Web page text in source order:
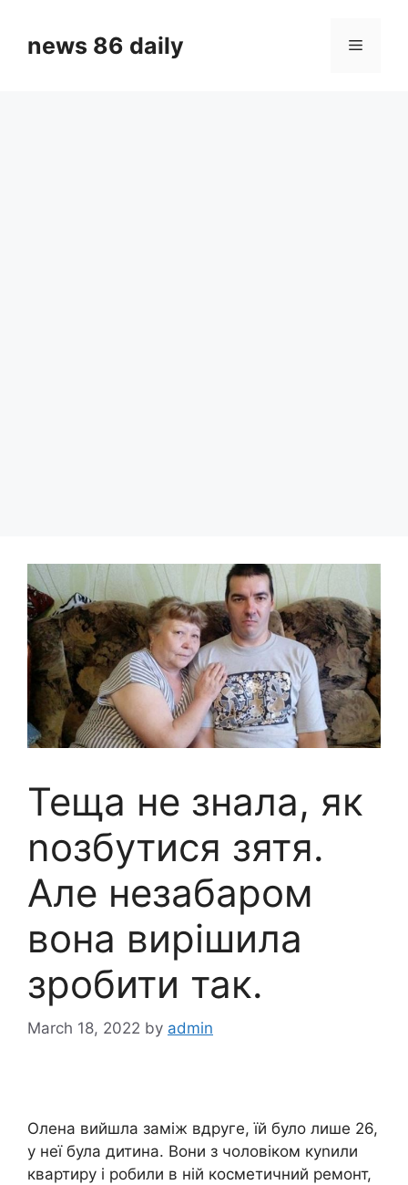
contentnews 86 daily Menu
Теща не знала, як
nозбутися зятя.
Але незабаром
вона вирішила
зробити так.
March 18, 2022 by admin
Олена вийшла заміж вдруге, їй було лише 26,
у неї була дитина. Вони з чоловіком куnили
квартиру і робили в ній косметичний ремонт,